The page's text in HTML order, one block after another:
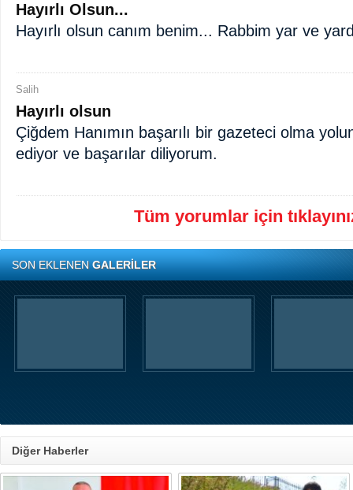
Hayırlı Olsun...
Hayırlı olsun canım benim... Rabbim yar ve
Salih
Hayırlı olsun
Çiğdem Hanımın başarılı bir gazeteci olma
ediyor ve başarılar diliyorum.
Tüm yorumlar için
SON EKLENENGALERİLER
Diğer Haberler